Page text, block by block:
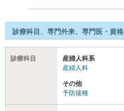
診療科目、専門外来、専門医・資格
診療科目
産婦人科系
産婦人科
その他
予防接種